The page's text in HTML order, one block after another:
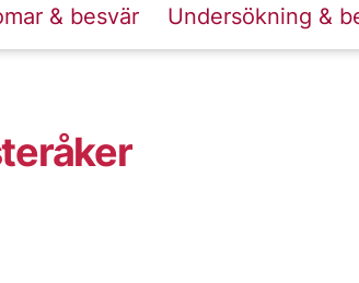
& besvär Undersökning &